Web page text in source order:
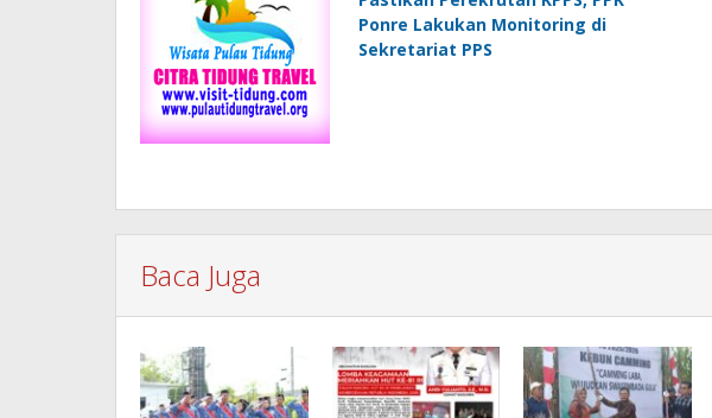
pos
Ponre Lakukan Monitoring di
Sekretariat PPS
Baca Juga